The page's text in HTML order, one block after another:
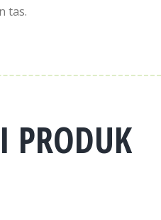
tas.
PRODUK